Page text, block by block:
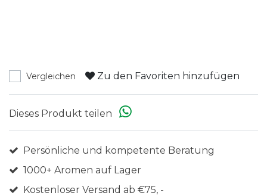
Vergleichen Zu den Favoriten hinzufügen
Dieses Produkt teilen
Persönliche und kompetente Beratung
1000+ Aromen auf Lager
Kostenloser Versand ab €75, -